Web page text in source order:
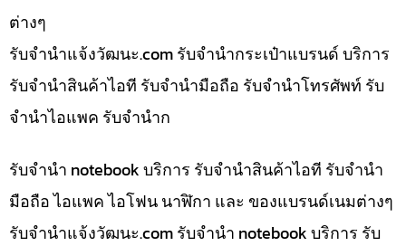
ต่างๆ
รับจํานําแจ้งวัฒนะ.com รับจำนำกระเป๋าแบรนด์ บริการ
รับจำนำสินค้าไอที รับจำนำมือถือ รับจำนำโทรศัพท์ รับ
จำนำไอแพค รับจำนำก
รับจำนำ notebook บริการ รับจำนำสินค้าไอที รับจำนำ
มือถือ ไอแพค ไอโฟน นาฬิกา และ ของแบรนด์เนมต่างๆ
รับจํานําแจ้งวัฒนะ.com รับจำนำ notebook บริการ รับ